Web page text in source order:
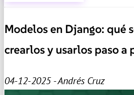
Modelos en Django: qué
crearlos y usarlos paso a
04-12-2025 - Andrés Cruz